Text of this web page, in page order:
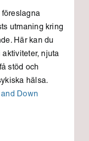
föreslagna
utmaning kring
Här kan du
aktiviteter, njuta
stöd och
hälsa.
Down